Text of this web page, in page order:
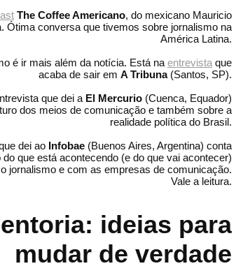
The Coffee Americano, do mexicano Mauricio
Ótima conversa que tivemos sobre jornalismo na
América Latina.
é ir mais além da notícia. Está na entrevista que
acaba de sair em A Tribuna(Santos, SP).
que dei a El Mercurio (Cuenca, Equador)
dos meios de comunicação e também sobre a
realidade política do Brasil.
dei ao Infobae (Buenos Aires, Argentina) conta
do que está acontecendo (e do que vai acontecer)
jornalismo e com as empresas de comunicação.
Vale a leitura.
ideias para
mudar de verdade